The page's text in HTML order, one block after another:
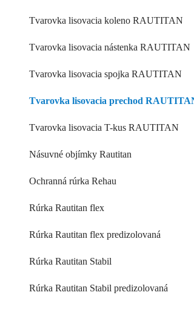
Tvarovka lisovacia koleno RAUTITAN
Tvarovka lisovacia nástenka RAUTITAN
Tvarovka lisovacia spojka RAUTITAN
Tvarovka lisovacia prechod
Tvarovka lisovacia T-kus RAUTITAN
Násuvné objímky Rautitan
Ochranná rúrka Rehau
Rúrka Rautitan flex
Rúrka Rautitan flex predizolovaná
Rúrka Rautitan Stabil
Rúrka Rautitan Stabil predizolovaná